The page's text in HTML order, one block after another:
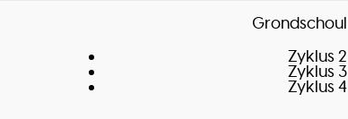
Grondschoul
Zyklus 2
Zyklus 3
Zyklus 4